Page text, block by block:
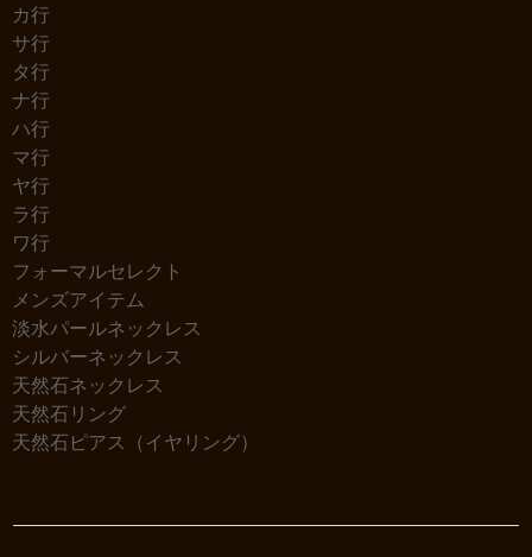
カ行
サ行
タ行
ナ行
ハ行
マ行
ヤ行
ラ行
ワ行
フォーマルセレクト
メンズアイテム
淡水パールネックレス
シルバーネックレス
天然石ネックレス
天然石リング
天然石ピアス（イヤリング）